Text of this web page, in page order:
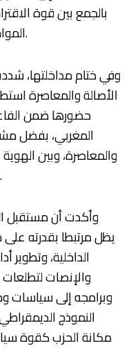
بالجمع بين قوة
المواطنات والمواطنين في مختلف المجالات.
وفي ختام مداخلتها،
الأصالة والمعاصرة
حضورها ضمن
المغربي، بفضل
والمعاصرة، وبين
التنمية الاقتصادية والعدالة الاجتماعية.
وأكدت أن مستقبل
يظل مرتبطا بقدرته على
الداخلية، وتطوير
والإنصات
وبرامجه إلى سياسات
النموذج
مكانة الحزب كقوة